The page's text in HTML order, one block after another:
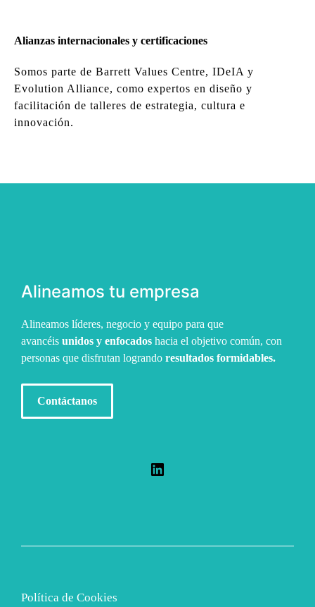
Alianzas internacionales y certificaciones
Somos parte de Barrett Values Centre, IDeIA y
Evolution Alliance, como expertos en diseño y
facilitación de talleres de estrategia, cultura e
innovación.
Alineamos tu empresa
Alineamos líderes, negocio y equipo para que
avancéis unidos y enfocados hacia el objetivo común, con
personas que disfrutan logrando resultados formidables.
Contáctanos
LinkedIn
Política de Cookies